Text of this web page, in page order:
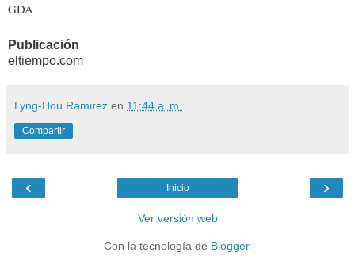
GDA
Publicación
eltiempo.com
Lyng-Hou Ramirez en 11:44 a. m.
Compartir
‹ ›
Inicio
Ver versión web
Con la tecnología de Blogger.